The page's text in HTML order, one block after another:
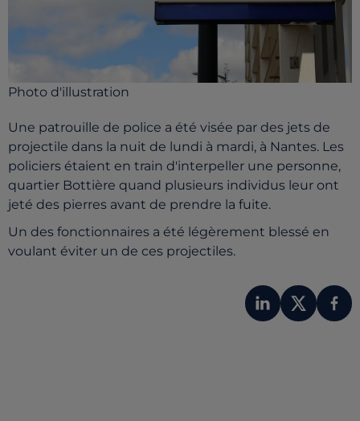
Photo d'illustration
Une patrouille de police a été visée par des jets de
projectile dans la nuit de lundi à mardi, à Nantes. Les
policiers étaient en train d'interpeller une personne,
quartier Bottière quand plusieurs individus leur ont
jeté des pierres avant de prendre la fuite.
Un des fonctionnaires a été légèrement blessé en
voulant éviter un de ces projectiles.